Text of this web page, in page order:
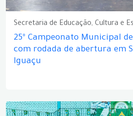
Secretaria de Educação, Cultura e
25º Campeonato Municipal
com rodada de abertura em
Iguaçu